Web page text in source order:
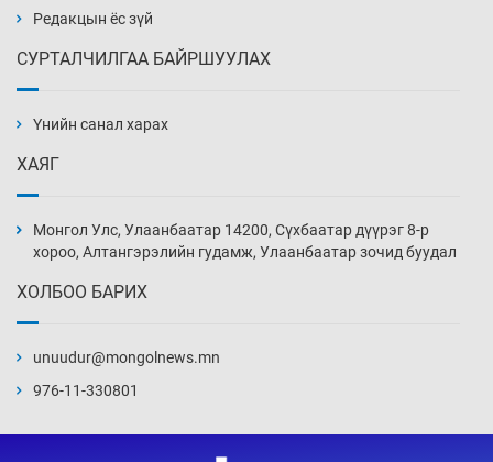
Өчигдөр 14 цаг 00 мин
нэмэгджээ
Өчигдөр 13 цаг 30 мин
Өчигдөр 13 цаг 00 мин
Редакцын ёс зүй
СУРТАЛЧИЛГАА БАЙРШУУЛАХ
Үнийн санал харах
ХАЯГ
Монгол Улс, Улаанбаатар 14200, Сүхбаатар дүүрэг 8-р
хороо, Алтангэрэлийн гудамж, Улаанбаатар зочид буудал
ХОЛБОО БАРИХ
unuudur@mongolnews.mn
976-11-330801